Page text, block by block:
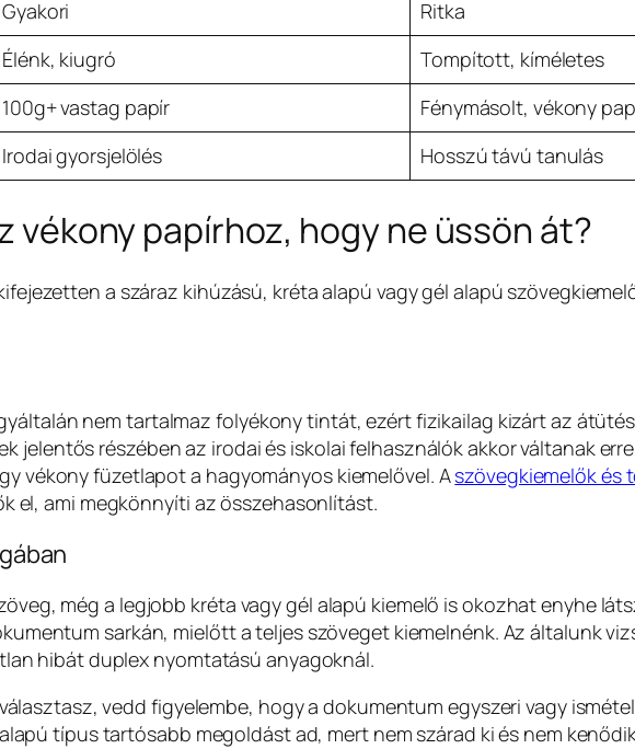
Gyakori
Ritka
Élénk, kiugró
Tompított, kíméletes
100g+ vastag papír
Fénymásolt, vékony
Irodai gyorsjelölés Hosszú távú tanulás
vékony papírhoz, hogy ne üssön át?
a száraz kihúzású, kréta alapú vagy gél alapú
nem tartalmaz folyékony tintát, ezért fizikailag kizárt az
jelentős részében az irodai és iskolai felhasználók akkor váltanak
vékony füzetlapot a hagyományos kiemelővel. Aszövegkiemelők és
el, ami megkönnyíti az összehasonlítást.
még a legjobb kréta vagy gél alapú kiemelő is okozhat enyhe
sarkán, mielőtt a teljes szöveget kiemelnénk. Az általunk
hibát duplex nyomtatású anyagoknál.
vedd figyelembe, hogy a dokumentum egyszeri vagy
típus tartósabb megoldást ad, mert nem szárad ki és nem